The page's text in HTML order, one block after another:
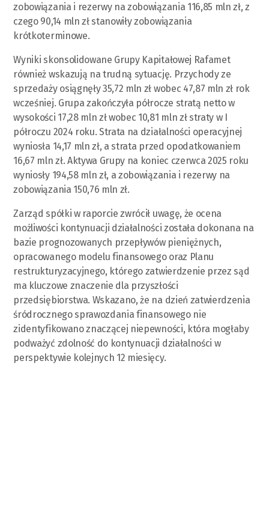
zobowiązania i rezerwy na zobowiązania 116,85 mln zł, z
czego 90,14 mln zł stanowiły zobowiązania
krótkoterminowe.
Wyniki skonsolidowane Grupy Kapitałowej Rafamet
również wskazują na trudną sytuację. Przychody ze
sprzedaży osiągnęły 35,72 mln zł wobec 47,87 mln zł rok
wcześniej. Grupa zakończyła półrocze stratą netto w
wysokości 17,28 mln zł wobec 10,81 mln zł straty w I
półroczu 2024 roku. Strata na działalności operacyjnej
wyniosła 14,17 mln zł, a strata przed opodatkowaniem
16,67 mln zł. Aktywa Grupy na koniec czerwca 2025 roku
wyniosły 194,58 mln zł, a zobowiązania i rezerwy na
zobowiązania 150,76 mln zł.
Zarząd spółki w raporcie zwrócił uwagę, że ocena
możliwości kontynuacji działalności została dokonana na
bazie prognozowanych przepływów pieniężnych,
opracowanego modelu finansowego oraz Planu
restrukturyzacyjnego, którego zatwierdzenie przez sąd
ma kluczowe znaczenie dla przyszłości
przedsiębiorstwa. Wskazano, że na dzień zatwierdzenia
śródrocznego sprawozdania finansowego nie
zidentyfikowano znaczącej niepewności, która mogłaby
podważyć zdolność do kontynuacji działalności w
perspektywie kolejnych 12 miesięcy.